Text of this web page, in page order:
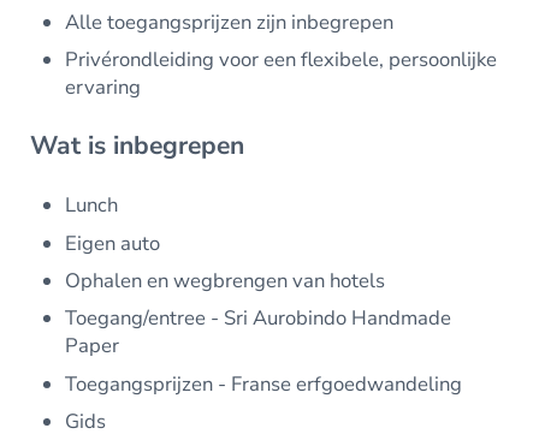
Alle toegangsprijzen zijn inbegrepen
Privérondleiding voor een flexibele, persoonlijke
ervaring
Wat is inbegrepen
Lunch
Eigen auto
Ophalen en wegbrengen van hotels
Toegang/entree - Sri Aurobindo Handmade
Paper
Toegangsprijzen - Franse erfgoedwandeling
Gids